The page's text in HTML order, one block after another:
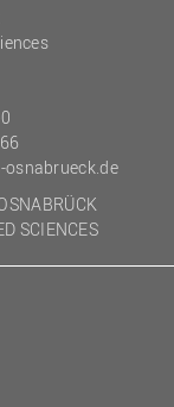
osnabrueck.de
SCIENCES